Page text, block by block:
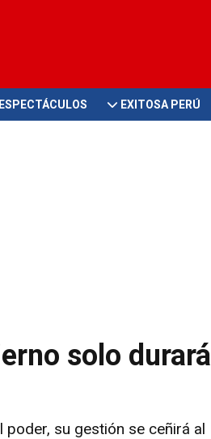
ESPECTÁCULOS EXITOSA PERÚ
solo durará
su gestión se ceñirá al